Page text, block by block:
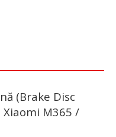
(Brake Disc
M365 /